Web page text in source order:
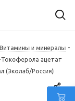
Витамины и минералы
ацетат
(Эколаб/Россия)